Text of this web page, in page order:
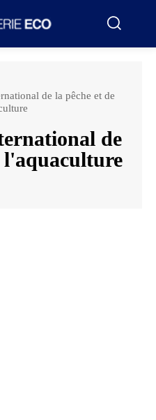
de la pêche et de
de
l'aquaculture